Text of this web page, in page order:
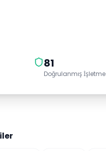
81
Doğrulanmış İşletme